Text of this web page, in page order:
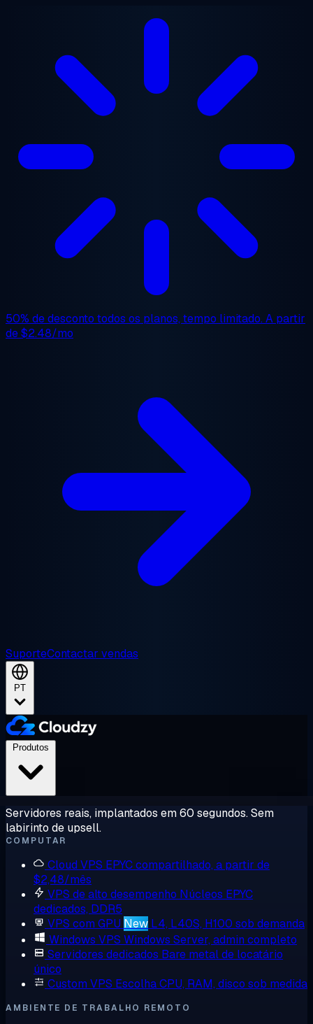
Saltar para o conteúdo principal
50% de desconto todos os planos, tempo limitado. A partir
de$2.48/mo
SuporteContactar vendas
PT
Servidores reais, implantados em 60 segundos. Sem
labirinto de upsell.
COMPUTAR
Cloud VPS EPYC compartilhado, a partir de
$2,48/mês
VPS de alto desempenho Núcleos EPYC
dedicados, DDR5
VPS com GPU New L4, L40S, H100 sob demanda
Windows VPS Windows Server, admin completo
Servidores dedicados Bare metal de locatário
único
Custom VPS Escolha CPU, RAM, disco sob medida
AMBIENTE DE TRABALHO REMOTO